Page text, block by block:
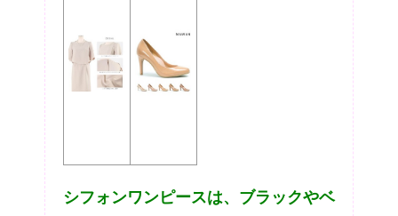
シフォンワンピースは、ブラックやベ